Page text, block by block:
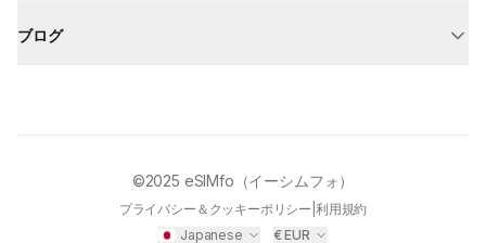
ブログ
©2025 eSIMfo（イーシムフォ）
プライバシー＆クッキーポリシー 利用規約
Japanese
€EUR